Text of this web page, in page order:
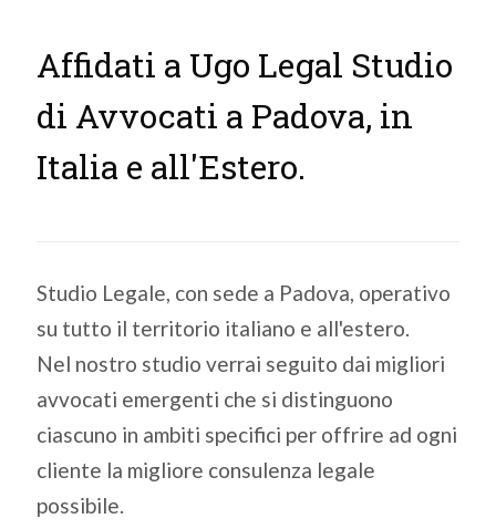
Affidati a Ugo Legal Studio
di Avvocati a Padova, in
Italia e all'Estero.
Studio Legale, con sede a Padova, operativo
su tutto il territorio italiano e all'estero.
Nel nostro studio verrai seguito dai migliori
avvocati emergenti che si distinguono
ciascuno in ambiti specifici per offrire ad ogni
cliente la migliore consulenza legale
possibile.